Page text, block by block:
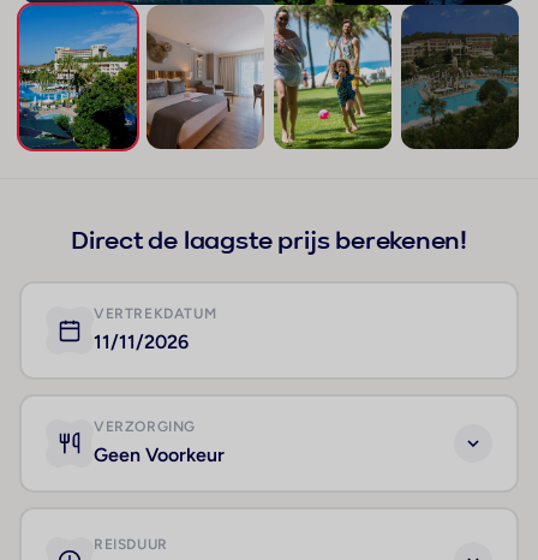
Direct de laagste prijs berekenen!
VERTREKDATUM
11/11/2026
VERZORGING
Geen Voorkeur
REISDUUR